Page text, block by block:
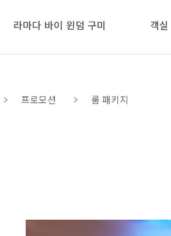
라마다 바이 윈덤 구미 객실
프로모션 룸 패키지